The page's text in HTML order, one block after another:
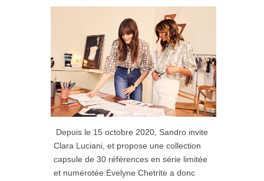
Depuis le 15 octobre 2020, Sandro invite
Clara Luciani, et propose une collection
capsule de 30 références en série limitée
et numérotée.Evelyne Chetrite a donc